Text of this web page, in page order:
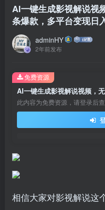
AI一键生成影视解说视
条爆款，多平台变现日
adminHY
2年前发布
此内容为免费资源，请登录后
免费资源
相信大家对影视解说这